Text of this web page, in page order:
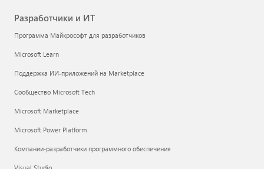
Разработчики и ИТ
Программа Майкрософт для разработчиков
Microsoft Learn
Поддержка ИИ-приложений на Marketplace
Сообщество Microsoft Tech
Microsoft Marketplace
Microsoft Power Platform
Компании-разработчики программного обеспечения